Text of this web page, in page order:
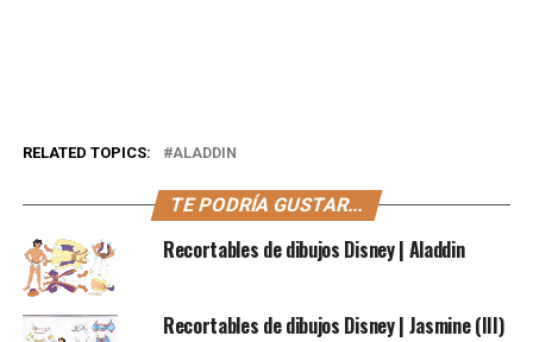
RELATED TOPICS: ALADDIN
TE PODRÍA GUSTAR...
Recortables de dibujos Disney | Aladdin
Recortables de dibujos Disney | Jasmine (III)